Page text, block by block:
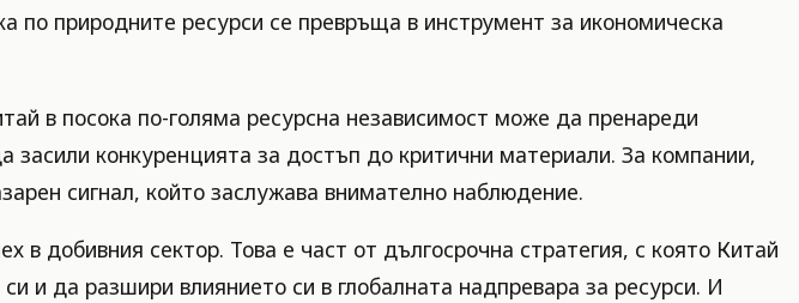
по природните ресурси се превръща в инструмент за икономическа
в посока по-голяма ресурсна независимост може да пренареди
конкуренцията за достъп до критични материали. За компании,
сигнал, който заслужава внимателно наблюдение.
в добивния сектор. Това е част от дългосрочна стратегия, с която Китай
и да разшири влиянието си в глобалната надпревара за ресурси. И